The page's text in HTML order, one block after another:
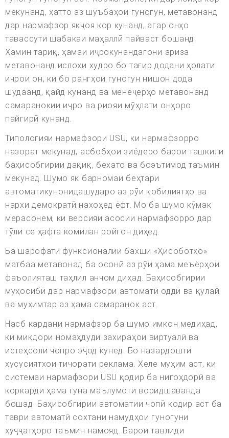
мекунанд, ҳатто аз шӯъбаҳои гуногун, метавонанд
дар нармафзор якҷоя кор кунанд, агар онҳо
тавассути шабакаи маҳаллӣ пайваст бошанд.
Ҳамин тариқ, ҳамаи иҷрокунандагони ариза
метавонанд ислоҳи худро бо тағир додани ҳолати
иҷрои он, ки бо рангҳои гуногун нишон дода
шудаанд, қайд кунанд ва менеҷерҳо метавонанд
самаранокии иҷро ва риояи мӯҳлати онҳоро
пайгирӣ кунанд.
Типологияи нармафзори USU, ки нармафзорро
назорат мекунад, асбобҳои зиёдеро барои ташкили
баҳисобгирии дақиқ, бехато ва боэътимод таъмин
мекунад. Шумо як барномаи беҳтари
автоматикунонидашударо аз рӯи қобилиятҳо ва
нархи демократӣ нахоҳед ёфт. Мо ба шумо кӯмак
мерасонем, ки версияи асосии нармафзорро дар
тӯли се ҳафта комилан ройгон диҳед.
Ба шарофати функсионалии бахши «Ҳисоботҳо»
матбаа метавонад ба осонӣ аз рӯи ҳама меъёрҳои
фаъолияташ таҳлил анҷом диҳад. Баҳисобгирии
муҳосибӣ дар нармафзори автоматӣ оддӣ ва қулай
ва муҳимтар аз ҳама самаранок аст.
Насб кардани нармафзор ба шумо имкон медиҳад,
ки миқдори номаҳдуди захираҳои виртуалӣ ва
истеҳсоли чопро эҷод кунед. Бо назардошти
хусусиятхои тичорати реклама. Хеле муҳим аст, ки
системаи нармафзори USU қодир ба нигоҳдорӣ ва
коркарди ҳама гуна маълумоти воридшаванда
бошад. Баҳисобгирии автоматии чопӣ қодир аст ба
таври автоматӣ сохтани намудҳои гуногуни
ҳуҷҷатҳоро таъмин намояд. Барои тавлиди